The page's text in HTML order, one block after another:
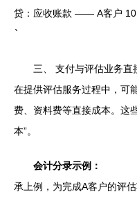
贷：应收账款 —— A客户
`
三、 支付与评估业务直
在提供评估服务过程中，可
费、资料费等直接成本。这
本”。
会计分录示例：
承上例，为完成A客户的评